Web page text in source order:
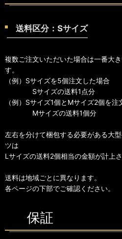
送料区分：Sサイズ
複数ご注文いただいた場合は一番大
す。
（例）Sサイズを5個注文した場合
Sサイズの送料1点分
（例）Sサイズ1個とMサイズ2個を注
Mサイズの送料1個分
左右を分けて梱包する必要がある大
ツは
Lサイズの送料2個相当の金額が計上さ
送料は地域ごとに異なります。
各ページの下部でご確認ください。
保証